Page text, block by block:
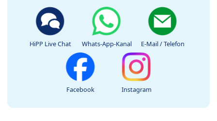
HiPP Live Chat Whats-App-Kanal E-Mail / Telefon
Facebook Instagram